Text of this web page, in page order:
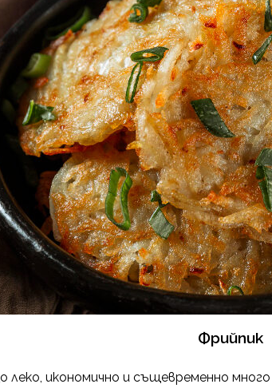
Фрийпик
икономично и същевременно